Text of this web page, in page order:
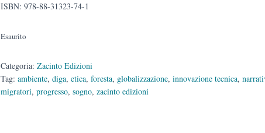
ISBN: 978-88-31323-74-1
Esaurito
Categoria: Zacinto Edizioni
Tag: ambiente, diga, etica, foresta, globalizzazione, innovazione tecnica,
migratori, progresso, sogno, zacinto edizioni